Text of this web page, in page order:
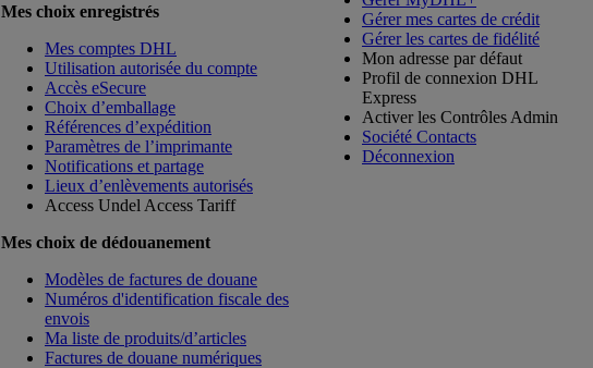
Mes choix enregistrés
Mes comptes DHL
Utilisation autorisée du compte
Accès eSecure
Choix d’emballage
Références d’expédition
Paramètres de l’imprimante
Notifications et partage
Lieux d’enlèvements autorisés
Access Undel Access Tariff
Mes choix de dédouanement
Modèles de factures de douane
Numéros d'identification fiscale des
envois
Ma liste de produits/d’articles
Factures de douane numériques
Gérer mes cartes de crédit
Gérer les cartes de fidélité
Mon adresse par défaut
Profil de connexion DHL
Express
Activer les Contrôles Admin
Société Contacts
Déconnexion